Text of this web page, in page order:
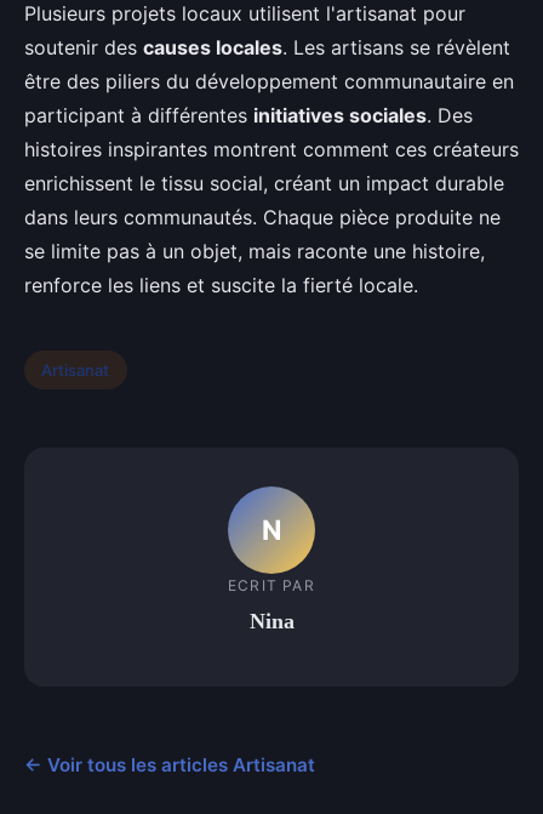
Plusieurs projets locaux utilisent l'artisanat pour
soutenir des causes locales. Les artisans se révèlent
être des piliers du développement communautaire en
participant à différentes initiatives sociales. Des
histoires inspirantes montrent comment ces créateurs
enrichissent le tissu social, créant un impact durable
dans leurs communautés. Chaque pièce produite ne
se limite pas à un objet, mais raconte une histoire,
renforce les liens et suscite la fierté locale.
Artisanat
N
ECRIT PAR
Nina
← Voir tous les articles Artisanat